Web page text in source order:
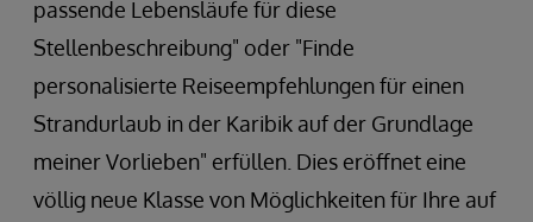
passende Lebensläufe für diese
Stellenbeschreibung" oder "Finde
personalisierte Reiseempfehlungen für einen
Strandurlaub in der Karibik auf der Grundlage
meiner Vorlieben" erfüllen. Dies eröffnet eine
völlig neue Klasse von Möglichkeiten für Ihre auf